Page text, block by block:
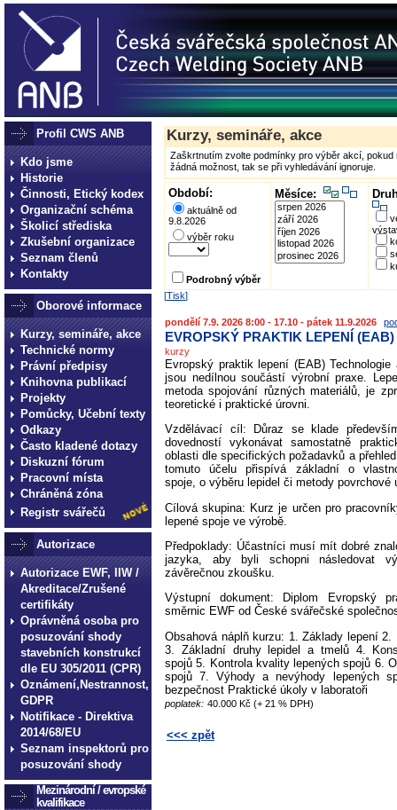
Profil CWS ANB
Kdo jsme
Historie
Činnosti, Etický kodex
Organizační schéma
Školicí střediska
Zkušební organizace
Seznam členů
Kontakty
Oborové informace
Kurzy, semináře, akce
Technické normy
Právní předpisy
Knihovna publikací
Projekty
Pomůcky, Učební texty
Odkazy
Často kladené dotazy
Diskuzní fórum
Pracovní místa
Chráněná zóna
Registr svářečů
Autorizace
Autorizace EWF, IIW /
Akreditace/Zrušené
certifikáty
Oprávněná osoba pro
posuzování shody
stavebních konstrukcí
dle EU 305/2011 (CPR)
Oznámení,Nestrannost,
GDPR
Notifikace - Direktiva
2014/68/EU
Seznam inspektorů pro
posuzování shody
Mezinárodní / evropské
kvalifikace
Kurzy, semináře, akce
Zaškrtnutím zvolte podmínky pro výběr akcí,
žádná možnost, tak se při vyhledávání ignoruje.
Období:
aktuálně od
9.8.2026
výběr roku
Podrobný výběr
Měsíce:
[Tisk]
pondělí 7.9. 2026 8:00 - 17.10 - pátek 11.9.2026
EVROPSKÝ PRAKTIK LEPENÍ (EAB)
kurzy
Evropský praktik lepení (EAB)
jsou ne­dílnou součástí výrobní praxe.
metoda spojování různých materiálů, je
teoretické i praktické úrovni.
Vzdělávací cíl: Důraz se klade
dovedností vykonávat samostatně
oblasti dle specifických požadavků a
tomuto účelu přispívá základní o
spoje, o výběru lepidel či metody povrchové
Cílová skupina: Kurz je určen pro
lepené spoje ve výrobě.
Předpoklady: Účastníci musí mít dobré
jazyka, aby byli schopni následovat
závěrečnou zkoušku.
Výstupní dokument: Diplom Evropský
směrnic EWF od České svářečské
Obsahová náplň kurzu: 1. Základy lepení 2.
3. Základní druhy lepidel a tmelů 4.
spojů 5. Kontrola kvality lepených spojů 6.
spojů 7. Výhody a nevýhody lepených
bezpečnost Praktické úkoly v laboratoři
poplatek: 40.000 Kč (+ 21 % DPH)
<<< zpět